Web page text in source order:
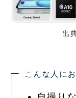
出
こんな人に